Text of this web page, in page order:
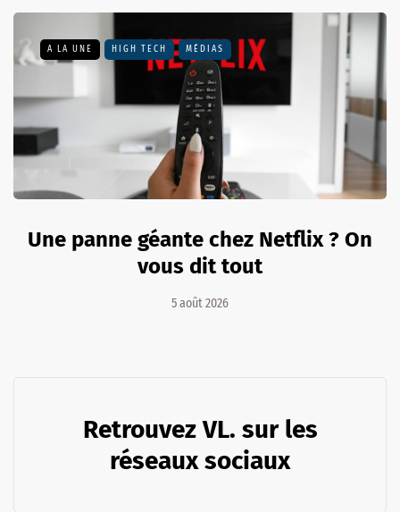
A LA UNE HIGH TECH MÉDIAS
Une panne géante chez Netflix ? On
vous dit tout
5 août 2026
Retrouvez VL. sur les
réseaux sociaux